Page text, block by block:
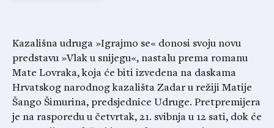
Kazališna udruga »Igrajmo se« donosi svoju novu
predstavu »Vlak u snijegu«, nastalu prema romanu
Mate Lovraka, koja će biti izvedena na daskama
Hrvatskog narodnog kazališta Zadar u režiji Matije
Šango Šimurina, predsjednice Udruge. Pretpremijera
je na rasporedu u četvrtak, 21. svibnja u 12 sati, dok će